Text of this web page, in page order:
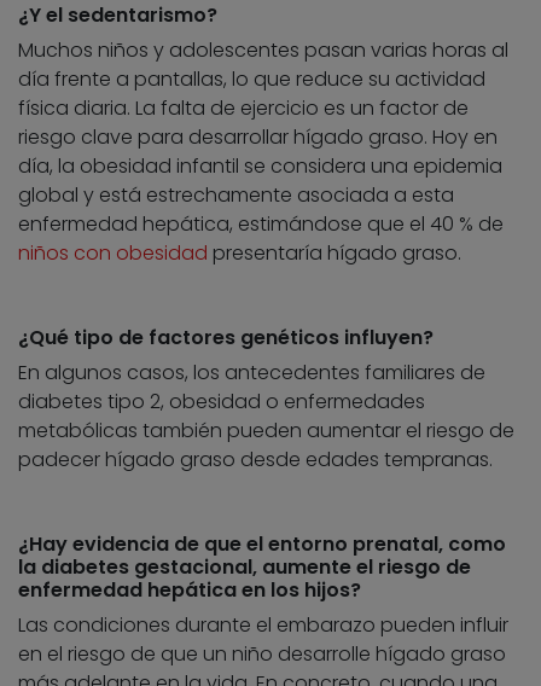
¿Y el sedentarismo?
Muchos niños y adolescentes pasan varias horas al
día frente a pantallas, lo que reduce su actividad
física diaria. La falta de ejercicio es un factor de
riesgo clave para desarrollar hígado graso. Hoy en
día, la obesidad infantil se considera una epidemia
global y está estrechamente asociada a esta
enfermedad hepática, estimándose que el 40 % de
niños con obesidad presentaría hígado graso.
¿Qué tipo de factores genéticos influyen?
En algunos casos, los antecedentes familiares de
diabetes tipo 2, obesidad o enfermedades
metabólicas también pueden aumentar el riesgo de
padecer hígado graso desde edades tempranas.
¿Hay evidencia de que el entorno prenatal, como
la diabetes gestacional, aumente el riesgo de
enfermedad hepática en los hijos?
Las condiciones durante el embarazo pueden influir
en el riesgo de que un niño desarrolle hígado graso